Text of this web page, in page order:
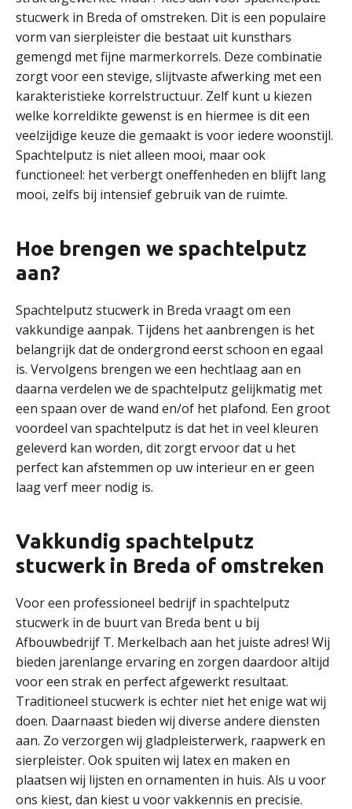
stucwerk in Breda of omstreken. Dit is een populaire
vorm van sierpleister die bestaat uit kunsthars
gemengd met fijne marmerkorrels. Deze combinatie
zorgt voor een stevige, slijtvaste afwerking met een
karakteristieke korrelstructuur. Zelf kunt u kiezen
welke korreldikte gewenst is en hiermee is dit een
veelzijdige keuze die gemaakt is voor iedere woonstijl.
Spachtelputz is niet alleen mooi, maar ook
functioneel: het verbergt oneffenheden en blijft lang
mooi, zelfs bij intensief gebruik van de ruimte.
Hoe brengen we spachtelputz
aan?
Spachtelputz stucwerk in Breda vraagt om een
vakkundige aanpak. Tijdens het aanbrengen is het
belangrijk dat de ondergrond eerst schoon en egaal
is. Vervolgens brengen we een hechtlaag aan en
daarna verdelen we de spachtelputz gelijkmatig met
een spaan over de wand en/of het plafond. Een groot
voordeel van spachtelputz is dat het in veel kleuren
geleverd kan worden, dit zorgt ervoor dat u het
perfect kan afstemmen op uw interieur en er geen
laag verf meer nodig is.
Vakkundig spachtelputz
stucwerk in Breda of omstreken
Voor een professioneel bedrijf in spachtelputz
stucwerk in de buurt van Breda bent u bij
Afbouwbedrijf T. Merkelbach aan het juiste adres! Wij
bieden jarenlange ervaring en zorgen daardoor altijd
voor een strak en perfect afgewerkt resultaat.
Traditioneel stucwerk is echter niet het enige wat wij
doen. Daarnaast bieden wij diverse andere diensten
aan. Zo verzorgen wij gladpleisterwerk, raapwerk en
sierpleister. Ook spuiten wij latex en maken en
plaatsen wij lijsten en ornamenten in huis. Als u voor
ons kiest, dan kiest u voor vakkennis en precisie.